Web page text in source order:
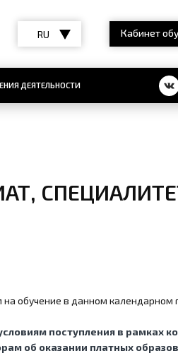
RU Кабинет
ДЕЯТЕЛЬНОСТИ
обучение в данном календарном
поступления в рамках
об оказании платных